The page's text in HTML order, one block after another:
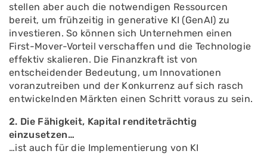
stellen aber auch die notwendigen Ressourcen
bereit, um frühzeitig in generative KI (GenAI) zu
investieren. So können sich Unternehmen einen
First-Mover-Vorteil verschaffen und die Technologie
effektiv skalieren. Die Finanzkraft ist von
entscheidender Bedeutung, um Innovationen
voranzutreiben und der Konkurrenz auf sich rasch
entwickelnden Märkten einen Schritt voraus zu sein.
2. Die Fähigkeit, Kapital renditeträchtig
einzusetzen…
…ist auch für die Implementierung von KI